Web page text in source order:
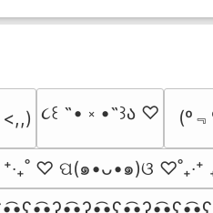
૮꒰ ˶• ༝ •˶꒱ა ♡
⁺‧₊˚ ♡ ପ(๑•ᴗ•๑)ଓ ♡˚₊‧⁺